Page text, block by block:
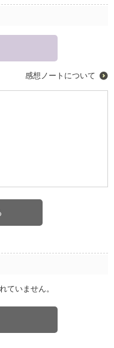
感想ノートについて
ていません。